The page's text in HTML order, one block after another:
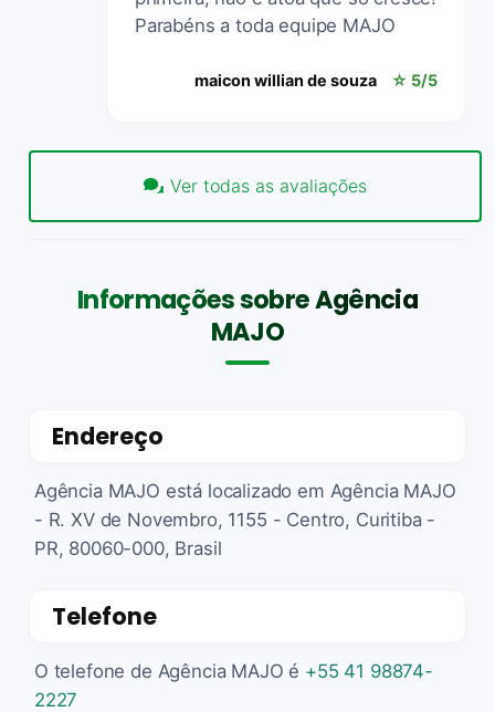
Parabéns a toda equipe MAJO
maicon willian de souza ☆ 5/5
Ver todas as avaliações
Informações sobre Agência
MAJO
Endereço
Agência MAJO está localizado em Agência MAJO
- R. XV de Novembro, 1155 - Centro, Curitiba -
PR, 80060-000, Brasil
Telefone
O telefone de Agência MAJO é +55 41 98874-
2227